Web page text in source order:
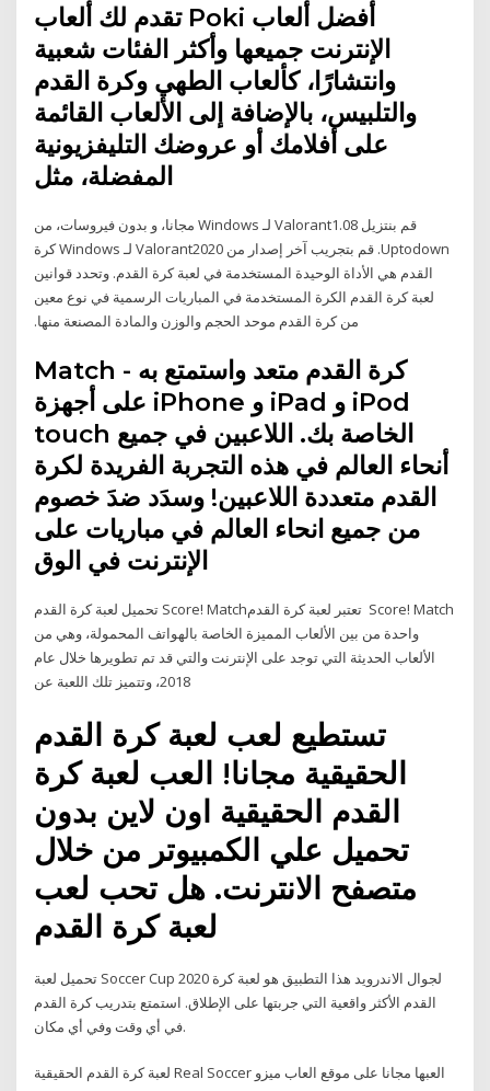
تقدم لك ألعاب Poki أفضل ألعاب
الإنترنت جميعها وأكثر الفئات شعبية
وانتشارًا، كألعاب الطهي وكرة القدم
والتلبيس، بالإضافة إلى الألعاب القائمة
على أفلامك أو عروضك التليفزيونية
المفضلة، مثل
‫قم بنتزيل Valorant1.08 لـ Windows مجانا، و بدون فيروسات، من
Uptodown. قم بتجريب آخر إصدار من Valorant2020 لـ Windows كرة
القدم هي الأداة الوحيدة المستخدمة في لعبة كرة القدم. وتحدد قوانين
لعبة كرة القدم الكرة المستخدمة في المباريات الرسمية في نوع معين
من كرة القدم موحد الحجم والوزن والمادة المصنعة منها.
Match - كرة القدم متعد واستمتع به
على أجهزة iPhone و iPad و iPod
touch الخاصة بك. اللاعبين في جميع
أنحاء العالم في هذه التجربة الفريدة لكرة
القدم متعددة اللاعبين! وسدَد ضدَ خصوم
من جميع انحاء العالم في مباريات على
الإنترنت في الوق
تحميل لعبة كرة القدم Score! Match‏ تعتبر لعبة كرة القدم Score! Match‏
واحدة من بين الألعاب المميزة الخاصة بالهواتف المحمولة، وهي من
الألعاب الحديثة التي توجد على الإنترنت والتي قد تم تطويرها خلال عام
2018، وتتميز تلك اللعبة عن
تستطيع لعب لعبة كرة القدم
الحقيقية مجانا! العب لعبة كرة
القدم الحقيقية اون لاين بدون
تحميل علي الكمبيوتر من خلال
متصفح الانترنت. هل تحب لعب
تحميل لعبة Soccer Cup 2020 لجوال الاندرويد هذا التطبيق هو لعبة كرة
القدم الأكثر واقعية التي جربتها على الإطلاق. استمتع بتدريب كرة القدم
في أي وقت وفي أي مكان.
لعبة كرة القدم الحقيقية Real Soccer العبها مجانا على موقع العاب ميزو